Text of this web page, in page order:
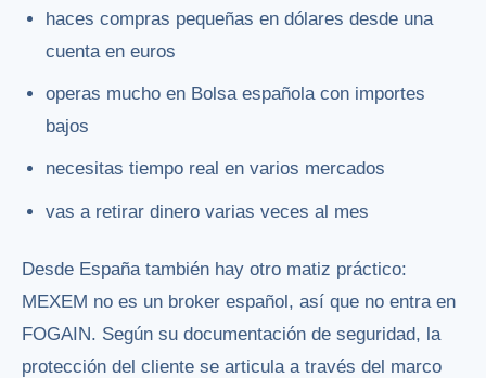
haces compras pequeñas en dólares desde una
cuenta en euros
operas mucho en Bolsa española con importes
bajos
necesitas tiempo real en varios mercados
vas a retirar dinero varias veces al mes
Desde España también hay otro matiz práctico:
MEXEM no es un broker español, así que no entra en
FOGAIN. Según su documentación de seguridad, la
protección del cliente se articula a través del marco